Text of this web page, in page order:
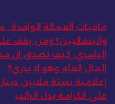
مافيات العمالة
والبنغاليين؟ ومن يقف
الياسري: كيف نصدق ان
المال العام وهو لا يدري!!
إعلامية بستة ملايين
على الكرامة بدل الراتب